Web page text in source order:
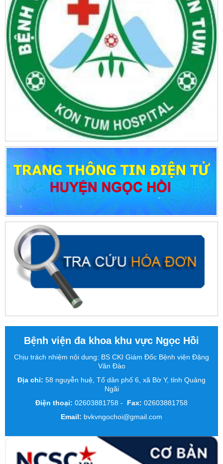
Bệnh viện đa khoa khu vực Ngọc Hồi
Chịu trách nhiệm nội dung: BS CKI Giám Đốc Bệnh viện Đặng
Văn Đào
Địa chỉ: 58 nguyễn huệ, Tổ dân phố 6, xã Bờ Y, tỉnh Quảng
Ngãi
Điện thoại: 02603881758 - Fax: 02603881758
Email: bvkvngochoi@gmail.com